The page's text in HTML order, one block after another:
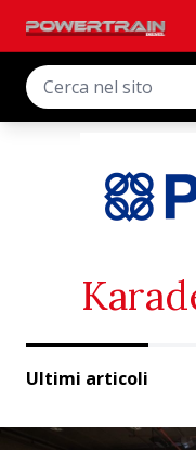
Ultimi articoli